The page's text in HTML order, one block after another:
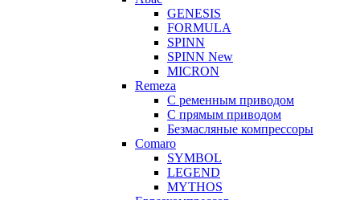
GENESIS
FORMULA
SPINN
SPINN New
MICRON
Remeza
С ременным приводом
С прямым приводом
Безмасляные компрессоры
Comaro
SYMBOL
LEGEND
MYTHOS